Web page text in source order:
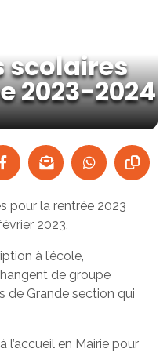
scolaires
2023-2024
pour la rentrée 2023
2023,
à l’école,
de groupe
de Grande section qui
l’accueil en Mairie pour